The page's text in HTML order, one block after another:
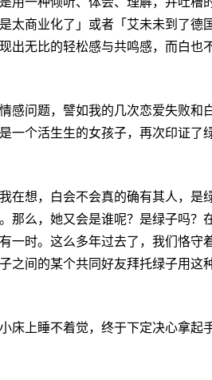
太商业化了」或者「艾未未到了德
出无比的轻松感与共鸣感，而白也
感问题，譬如我的几次恋爱失败和
一个活生生的女孩子，再次印证了
在想，白会不会真的确有其人，是
那么，她又会是谁呢？是绿子吗？
一时。这么多年过去了，我们恪守
之间的某个共同好友拜托绿子用这
床上睡不着觉，终于下定决心拿起